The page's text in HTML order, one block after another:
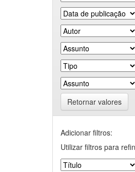
Retornar valores
Adicionar filtros:
Utilizar filtros para